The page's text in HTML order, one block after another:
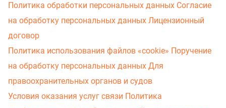
Политика обработки персональных данных Согласие
на обработку персональных данных Лицензионный
договор
Политика использования файлов «cookie» Поручение
на обработку персональных данных Для
правоохранительных органов и судов
Условия оказания услуг связи Политика